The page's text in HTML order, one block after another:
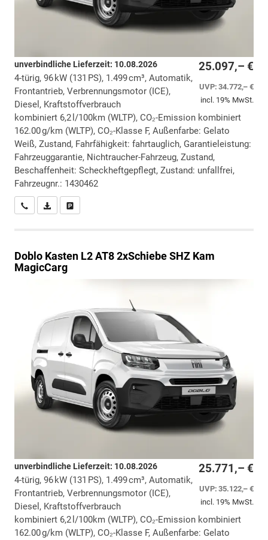
25.097,– €
UVP:34.772,– €
incl. 19% MwSt.
unverbindliche Lieferzeit: 10.08.2026
4-türig, 96 kW (131 PS), 1.499 cm³, Automatik,
Frontantrieb, Verbrennungsmotor (ICE),
Diesel, Kraftstoffverbrauch
kombiniert 6,2 l/100km (WLTP), CO₂-Emission kombiniert
162.00 g/km (WLTP), CO₂-Klasse F, Außenfarbe: Gelato
Weiß, Zustand, Fahrfähigkeit: fahrtauglich, Garantieleistung:
Fahrzeuggarantie, Nichtraucher-Fahrzeug, Zustand,
Beschaffenheit: Scheckheftgepflegt, Zustand: unfallfrei,
Fahrzeugnr.: 1430462
Wir rufen Sie anPDF-Datei, Fahrzeugexposé drucken
Doblo Kasten L2 AT8 2xSchiebe SHZ Kam
MagicCarg
25.771,– €
UVP:35.122,– €
incl. 19% MwSt.
unverbindliche Lieferzeit: 10.08.2026
4-türig, 96 kW (131 PS), 1.499 cm³, Automatik,
Frontantrieb, Verbrennungsmotor (ICE),
Diesel, Kraftstoffverbrauch
kombiniert 6,2 l/100km (WLTP), CO₂-Emission kombiniert
162.00 g/km (WLTP), CO₂-Klasse F, Außenfarbe: Gelato